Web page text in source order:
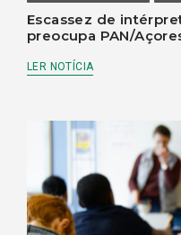
Escassez de
preocupa PAN/
LER NOTÍCIA